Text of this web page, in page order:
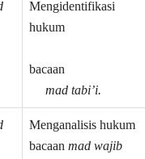
Mengidentifikasi
hukum
bacaan
mad tabi’i.
Menganalisis hukum
bacaan mad wajib